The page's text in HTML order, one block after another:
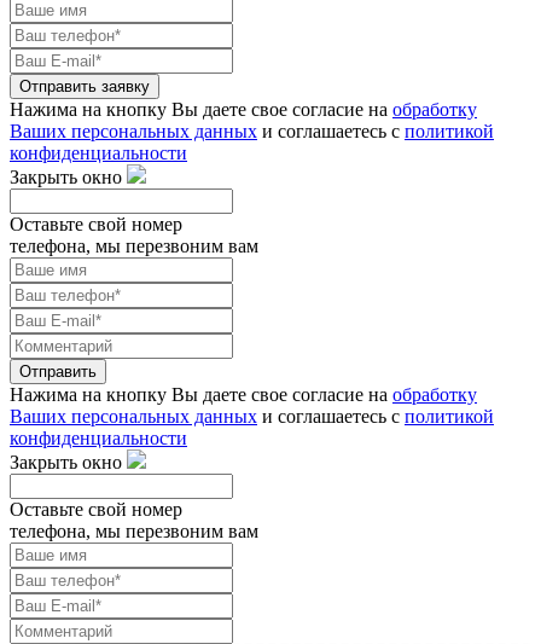
Отправить заявку
Нажима на кнопку Вы даете свое согласие на обработку
Ваших персональных данных и соглашаетесь с политикой
конфиденциальности
Закрыть окно
Оставьте свой номер
телефона, мы перезвоним вам
Отправить
Нажима на кнопку Вы даете свое согласие на обработку
Ваших персональных данных и соглашаетесь с политикой
конфиденциальности
Закрыть окно
Оставьте свой номер
телефона, мы перезвоним вам